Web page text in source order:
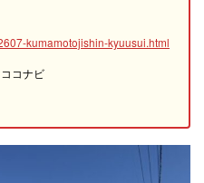
kumamotojishin-kyuusui.html
コナビ